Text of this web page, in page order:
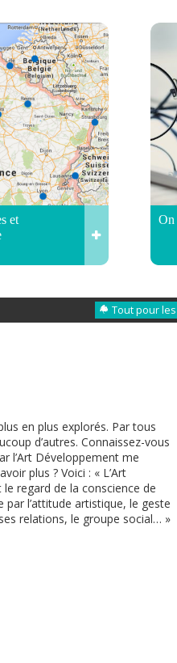
et
On
Tout pour
en plus explorés. Par tous
d’autres. Connaissez-vous
l’Art Développement me
plus ? Voici : « L’Art
regard de la conscience de
l’attitude artistique, le geste
relations, le groupe social… »